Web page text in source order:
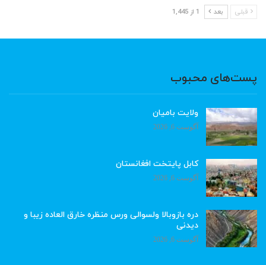
قبلی بعد 1 از 1,445
پست‌های محبوب
ولایت بامیان
آگوست 6, 2026
کابل پایتخت افغانستان
آگوست 6, 2026
دره بازوبالا ولسوالی ورس منظره خارق العاده زیبا و
دیدنی
آگوست 6, 2026